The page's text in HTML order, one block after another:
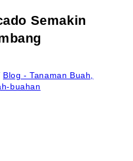
Semakin
Blog - Tanaman Buah,
buahan